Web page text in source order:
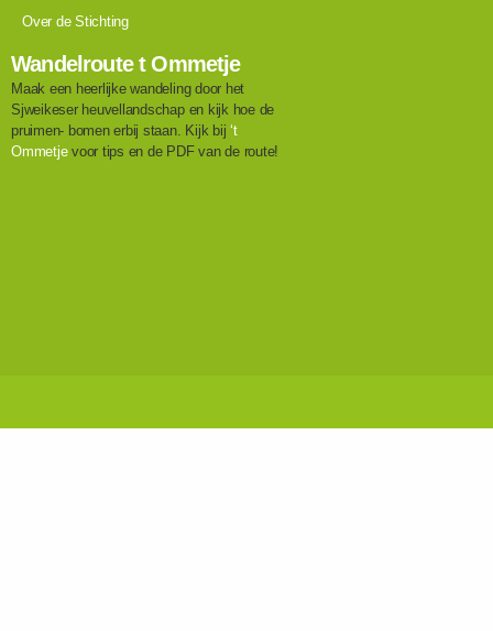
Over de Stichting
Wandelroute t Ommetje
Maak een heerlijke wandeling door het
Sjweikeser heuvellandschap en kijk hoe de
pruimen- bomen erbij staan. Kijk bij‘t
Ommetjevoor tips en de PDF van de route!